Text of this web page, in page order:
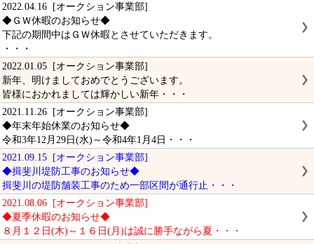
2022.04.16 [オークション事業部]
◆ＧＷ休暇のお知らせ◆
下記の期間中はＧＷ休暇とさせていただきます。
・・・
2022.01.05 [オークション事業部]
新年、明けましておめでとうございます。
皆様におかれましては輝かしい新年・・・
2021.11.26 [オークション事業部]
◆年末年始休業のお知らせ◆
令和3年12月29日(水)～令和4年1月4日・・・
2021.09.15 [オークション事業部]
◆揖斐川堤防工事のお知らせ◆
揖斐川の堤防舗装工事のため一部区間が通行止・・・
2021.08.06 [オークション事業部]
◆夏季休暇のお知らせ◆
８月１２日(木)～１６日(月)は誠に勝手ながら夏・・・